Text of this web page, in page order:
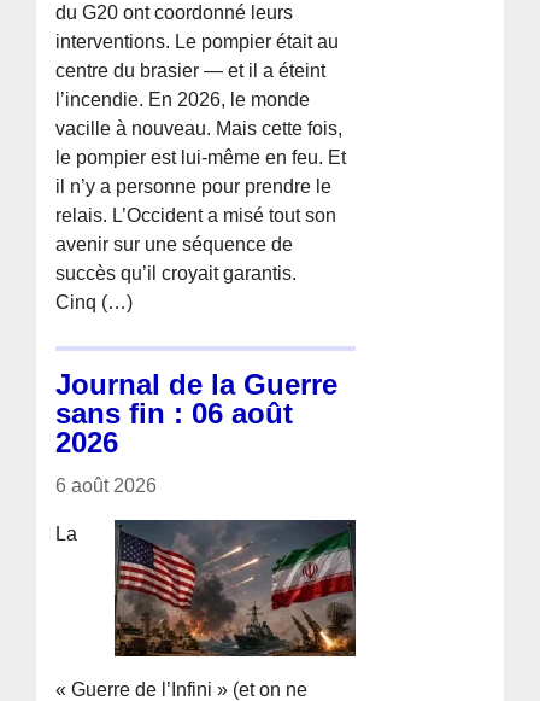
du G20 ont coordonné leurs
interventions. Le pompier était au
centre du brasier — et il a éteint
l’incendie. En 2026, le monde
vacille à nouveau. Mais cette fois,
le pompier est lui-même en feu. Et
il n’y a personne pour prendre le
relais. L’Occident a misé tout son
avenir sur une séquence de
succès qu’il croyait garantis.
Cinq (…)
Journal de la Guerre
sans fin : 06 août
2026
6 août 2026
La
« Guerre de l’Infini » (et on ne